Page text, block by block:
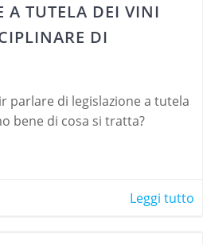
A TUTELA DEI VINI
DI
parlare di legislazione a tutela
bene di cosa si tratta?
Leggi tutto